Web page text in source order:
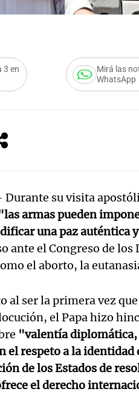
3 en
Mirá las
WhatsApp
Durante su visita
armas pueden
una paz auténtica
ante el Congreso de los
el aborto, la
al ser la primera vez
el Papa hizo
"valentía
el respeto a la identidad
de los Estados de
el derecho